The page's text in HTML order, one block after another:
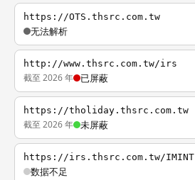
https://OTS.thsrc.com.tw
无法解析
http://www.thsrc.com.tw/irs
截至 2026 年 已屏蔽
https://tholiday.thsrc.com.tw
截至 2026 年 未屏蔽
https://irs.thsrc.com.tw/IMINT
数据不足